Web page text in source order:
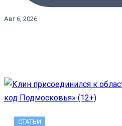
Авг 6, 2026
СТАТЬИ